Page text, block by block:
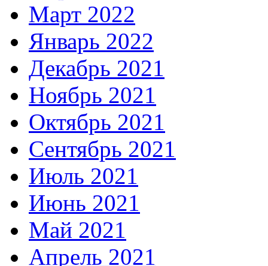
Март 2022
Январь 2022
Декабрь 2021
Ноябрь 2021
Октябрь 2021
Сентябрь 2021
Июль 2021
Июнь 2021
Май 2021
Апрель 2021